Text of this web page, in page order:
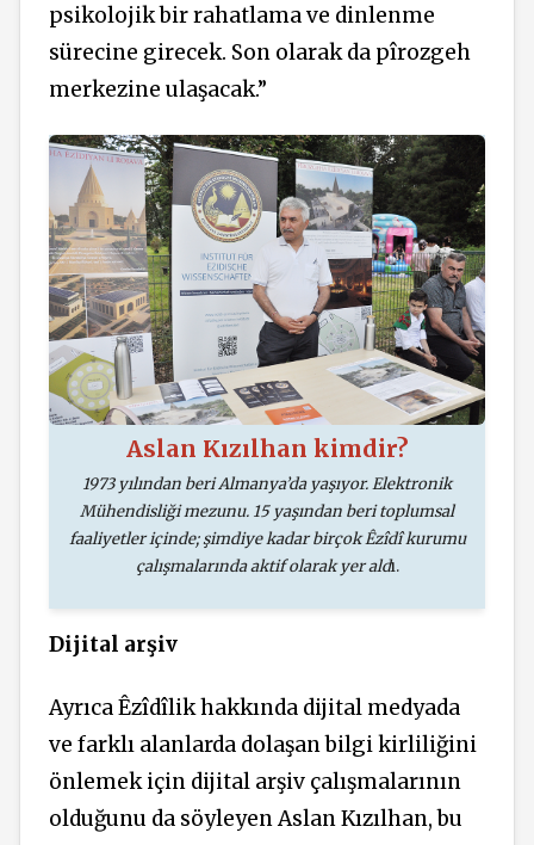
psikolojik bir rahatlama ve dinlenme
sürecine girecek. Son olarak da pîrozgeh
merkezine ulaşacak.”
Aslan Kızılhan kimdir?
1973 yılından beri Almanya’da yaşıyor. Elektronik
Mühendisliğimezunu. 15 yaşından beri toplumsal
faaliyetler içinde; şimdiye kadar birçok Êzîdî kurumu
çalışmalarında aktif olarak yer aldı.
Dijital arşiv
Ayrıca Êzîdîlik hakkında dijital medyada
ve farklı alanlarda dolaşan bilgi kirliliğini
önlemek için dijital arşiv çalışmalarının
olduğunu da söyleyen Aslan Kızılhan, bu